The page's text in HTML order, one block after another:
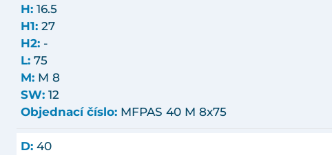
H: 16.5
H1: 27
H2: -
L: 75
M: M 8
SW: 12
Objednací číslo: MFPAS 40 M 8x75
D: 40